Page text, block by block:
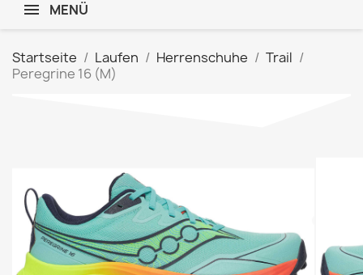
MENÜ
Startseite Laufen Herrenschuhe
Trail
Peregrine 16 (M)